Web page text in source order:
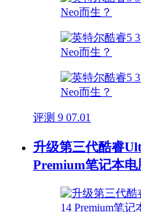
评测 9 07.01
升级第三代酷睿
Premium笔记本电